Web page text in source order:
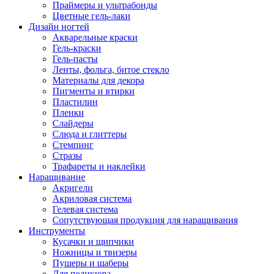
Праймеры и ультрабонды
Цветные гель-лаки
Дизайн ногтей
Акварельные краски
Гель-краски
Гель-пасты
Ленты, фольга, битое стекло
Материалы для декора
Пигменты и втирки
Пластилин
Пленки
Слайдеры
Слюда и глиттеры
Стемпинг
Стразы
Трафареты и наклейки
Наращивание
Акригели
Акриловая система
Гелевая система
Сопутствующая продукция для наращивания
Инструменты
Кусачки и щипчики
Ножницы и твизеры
Пушеры и шаберы